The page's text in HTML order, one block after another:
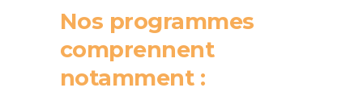
Nos programmes
comprennent
notamment :